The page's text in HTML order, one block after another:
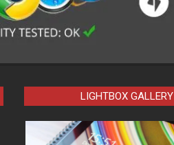
LIGHTBOX GALLERY